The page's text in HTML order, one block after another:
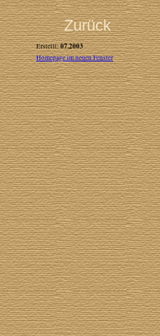
Zurück
Erstellt:07.2003
Homepage im neuen Fenster